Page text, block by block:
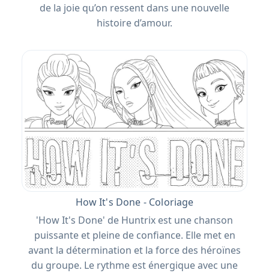
de la joie qu’on ressent dans une nouvelle
histoire d’amour.
How It's Done - Coloriage
'How It's Done' de Huntrix est une chanson
puissante et pleine de confiance. Elle met en
avant la détermination et la force des héroïnes
du groupe. Le rythme est énergique avec une